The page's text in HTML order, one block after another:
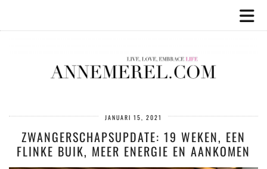
JANUARI 15, 2021
ZWANGERSCHAPSUPDATE: 19 WEKEN, EEN
FLINKE BUIK, MEER ENERGIE EN AANKOMEN